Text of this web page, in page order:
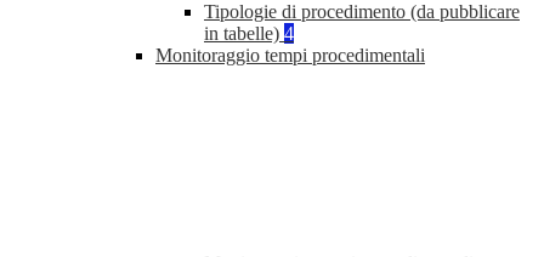
Tipologie di procedimento (da pubblicare
in tabelle) 4
Monitoraggio tempi procedimentali